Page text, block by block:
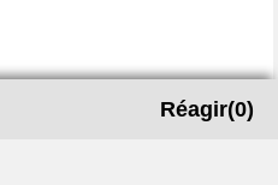
Réagir(0)